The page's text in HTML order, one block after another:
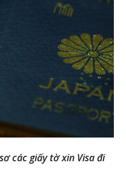
các giấy tờ xin Visa đi